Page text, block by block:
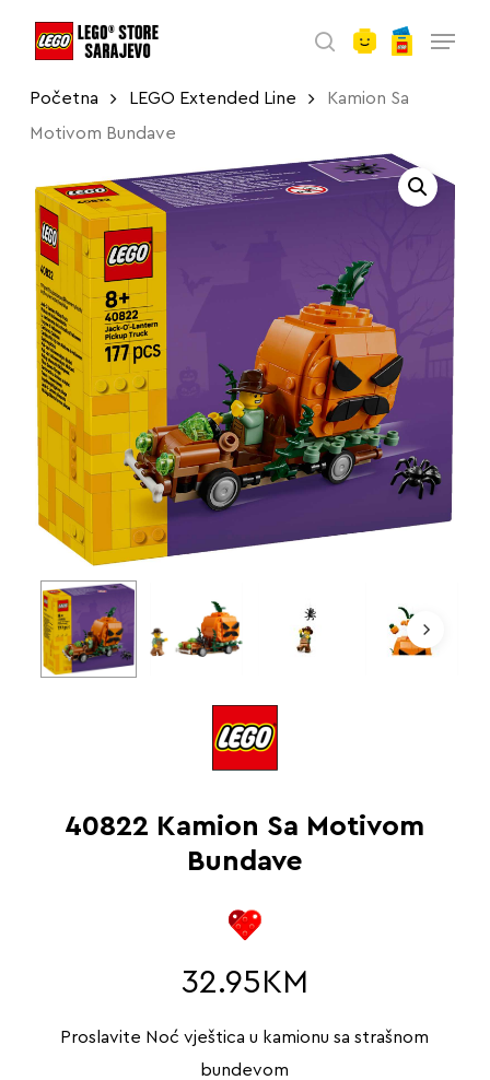
search
Početna LEGO Extended Line Kamion Sa
Motivom Bundave
40822 Kamion Sa Motivom
Bundave
32.95 KM
Proslavite Noć vještica u kamionu sa strašnom
bundevom